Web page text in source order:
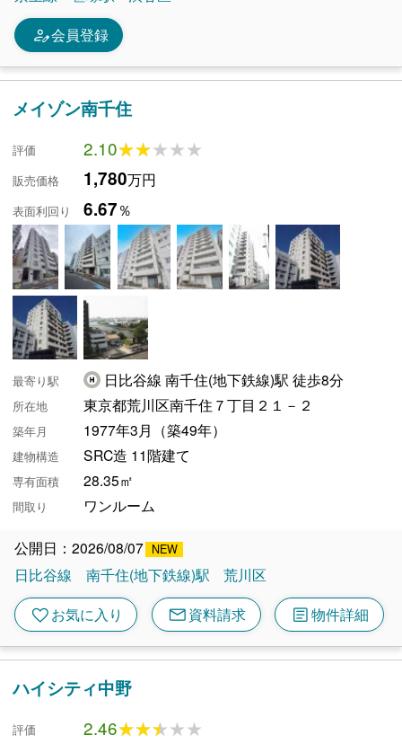
person_edit会員登録
メイゾン南千住
評価 2.10★★★★★
★★★★★
販売価格 1,780万円
表面利回り 6.67％
最寄り駅 日比谷線 南千住(地下鉄線)駅 徒歩8分
所在地 東京都荒川区南千住７丁目２１－２
築年月 1977年3月（築49年）
建物構造 SRC造 11階建て
専有面積 28.35㎡
間取り ワンルーム
公開日：2026/08/07
日比谷線
南千住(地下鉄線)駅 荒川区
favoriteお気に入り mail資料請求 article物件詳細
ハイシティ中野
評価 2.46★★★★★
★★★★★